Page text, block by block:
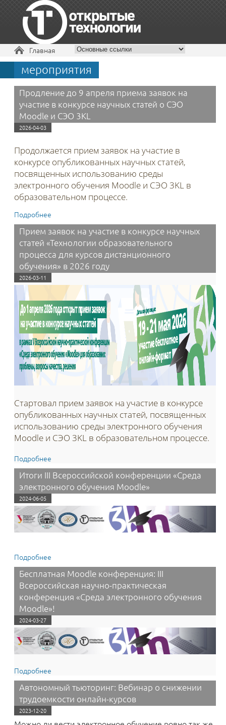
Вы здесь
Главная
мероприятия
Продление до 9 апреля приема заявок на
участие в конкурсе научных статей о СЭО
Moodle и СЭО 3KL
2026-04-03
Продолжается прием заявок на участие в
конкурсе опубликованных научных статей,
посвященных использованию среды
электронного обучения Moodle и СЭО 3KL в
образовательном процессе.
Подробнее
конкурсе научных статей о СЭО Moodle и СЭО 3KL
Прием заявок на участие в конкурсе научных
статей «Технологии образовательного
процесса для курсов дистанционного
обучения» в 2026 году
2026-03-11
Стартовал прием заявок на участие в конкурсе
опубликованных научных статей, посвященных
использованию среды электронного обучения
Moodle и СЭО 3KL в образовательном процессе.
Подробнее
«Технологии образовательного процесса для курсов
дистанционного обучения» в 2026 году
Итоги III Всероссийской конференции «Среда
электронного обучения Moodle»
2024-06-05
Подробнее
электронного обучения Moodle»
Бесплатная Moodle конференция: III
Всероссийская научно-практическая
конференция «Среда электронного обучения
Moodle»!
2024-03-27
Подробнее
научно-практическая конференция «Среда
электронного обучения Moodle»!
Автономный тьюторинг: Вебинар о снижении
трудоемкости онлайн-курсов
2023-12-20